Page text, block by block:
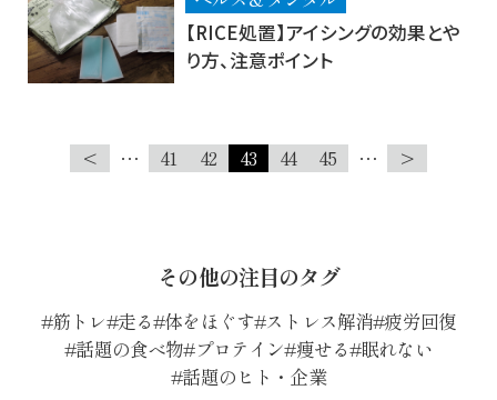
【RICE処置】アイシングの効果とや
り方、注意ポイント
< … 41 42 43 44 45 … >
その他の注目のタグ
筋トレ 走る 体をほぐす ストレス解消 疲労回復
話題の食べ物 プロテイン 痩せる 眠れない
話題のヒト・企業